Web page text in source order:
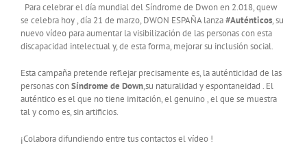
Para celebrar el día mundial del Síndrome de Dwon en 2.018, quew
se celebra hoy , día 21 de marzo, DWON ESPAÑA lanza#Auténticos, su
nuevo vídeo para aumentar la visibilización de las personas con esta
discapacidad intelectual y, de esta forma, mejorar su inclusión social.
Esta campaña pretende reflejar precisamente es, la auténticidad de las
personas conSíndrome de Down,su naturalidad y espontaneidad . El
auténtico es el que no tiene imitación, el genuino , el que se muestra
tal y como es, sin artificios.
¡Colabora difundiendo entre tus contactos el vídeo !